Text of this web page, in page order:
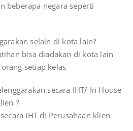
beberapa negara seperti
selain di kota lain?
bisa diadakan di kota lain
setiap kelas
secara IHT/ In House
?
IHT di Perusahaan klien